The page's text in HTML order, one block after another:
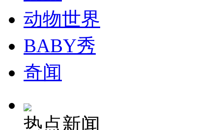
司机酒驾遇交警 急速倒车逃窜
动物世界
BABY秀
奇闻
热点新闻